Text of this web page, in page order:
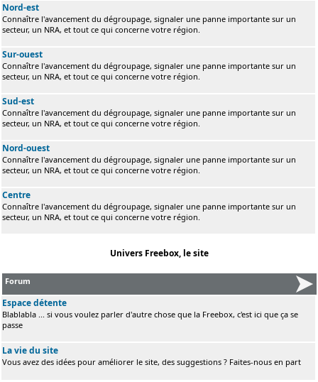
Nord-est
Connaître l'avancement du dégroupage, signaler une panne importante sur un
secteur, un NRA, et tout ce qui concerne votre région.
Sur-ouest
Connaître l'avancement du dégroupage, signaler une panne importante sur un
secteur, un NRA, et tout ce qui concerne votre région.
Sud-est
Connaître l'avancement du dégroupage, signaler une panne importante sur un
secteur, un NRA, et tout ce qui concerne votre région.
Nord-ouest
Connaître l'avancement du dégroupage, signaler une panne importante sur un
secteur, un NRA, et tout ce qui concerne votre région.
Centre
Connaître l'avancement du dégroupage, signaler une panne importante sur un
secteur, un NRA, et tout ce qui concerne votre région.
Univers Freebox, le site
Forum
Espace détente
Blablabla ... si vous voulez parler d'autre chose que la Freebox, c'est ici que ça se
passe
La vie du site
Vous avez des idées pour améliorer le site, des suggestions ? Faites-nous en part